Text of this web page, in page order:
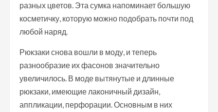
разных цветов. Эта сумка напоминает большую
косметичку, которую можно подобрать почти под
любой наряд.
Рюкзаки снова вошли в моду, и теперь
разнообразие их фасонов значительно
увеличилось. В моде вытянутые и длинные
рюкзаки, имеющие лаконичный дизайн,
аппликации, перфорации. Основным в них